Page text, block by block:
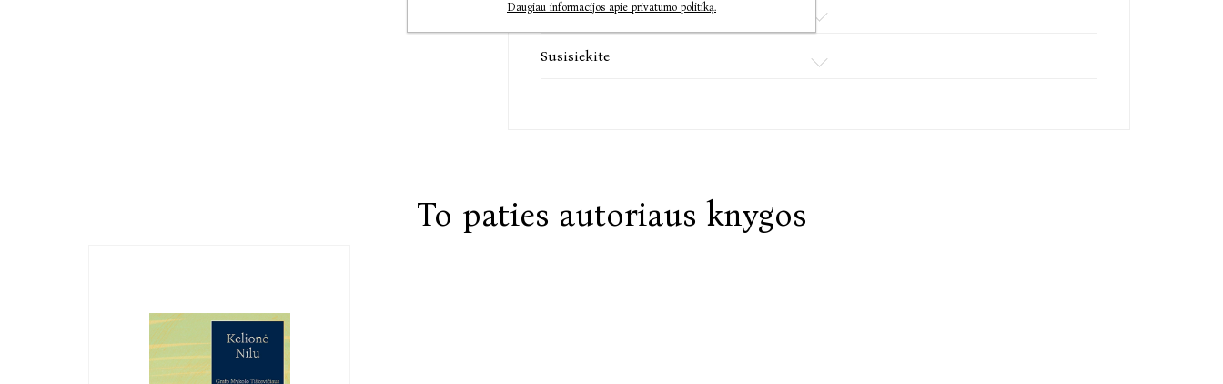
Komentarai
Susisiekite
To paties autoriaus knygos
Daugiau informacijos apie privatumo politiką.